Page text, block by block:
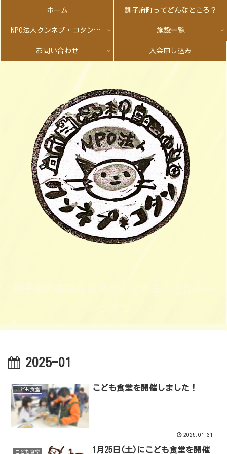
ホーム 訓子府町ってどんなところ？
NPO法人クンネプ・コタンとは 施設一覧
お問い合わせ 入会申し込み
2025-01
こども食堂 こども食堂を開催しました！
2025.01.31
こども食堂 1月25日(土)にこども食堂を開催